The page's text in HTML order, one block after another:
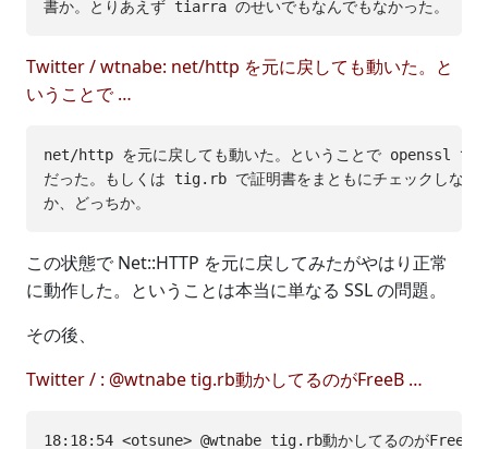
Twitter / wtnabe: net/http を元に戻しても動いた。と
いうことで …
net/http を元に戻しても動いた。ということで openssl で使
だった。もしくは tig.rb で証明書をまともにチェックしない
この状態で Net::HTTP を元に戻してみたがやはり正常
に動作した。ということは本当に単なる SSL の問題。
その後、
Twitter / : @wtnabe tig.rb動かしてるのがFreeB …
18:18:54 <otsune> @wtnabe tig.rb動かしてるのがFreeBSD